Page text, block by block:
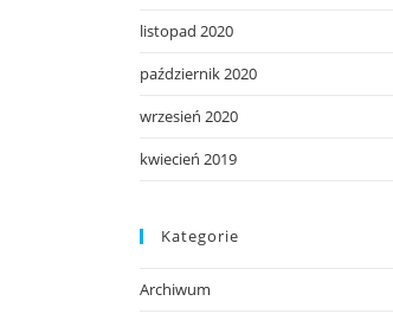
listopad 2020
październik 2020
wrzesień 2020
kwiecień 2019
Kategorie
Archiwum